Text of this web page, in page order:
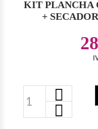
KIT PLANCHA
+